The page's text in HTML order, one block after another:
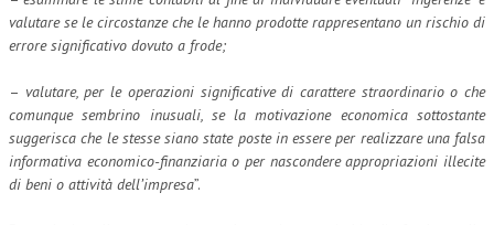
valutare se le circostanze che le hanno prodotte rappresentano un rischio di
errore significativo dovuto a frode;
– valutare, per le operazioni significative di carattere straordinario o che
comunque sembrino inusuali, se la motivazione economica sottostante
suggerisca che le stesse siano state poste in essere per realizzare una falsa
informativa economico-finanziaria o per nascondere appropriazioni illecite
di beni o attività dell’impresa”.